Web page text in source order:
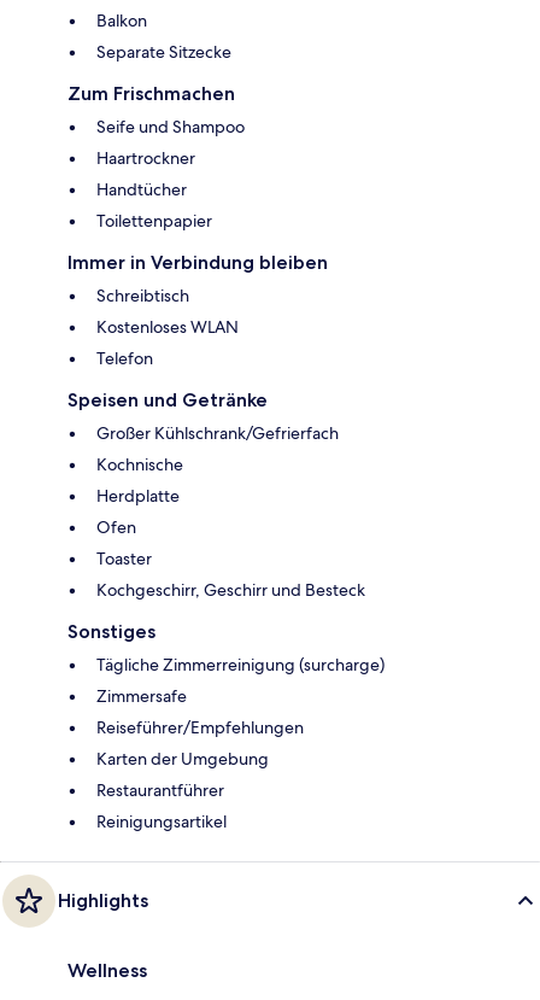
Balkon
Separate Sitzecke
Zum Frischmachen
Seife und Shampoo
Haartrockner
Handtücher
Toilettenpapier
Immer in Verbindung bleiben
Schreibtisch
Kostenloses WLAN
Telefon
Speisen und Getränke
Großer Kühlschrank/Gefrierfach
Kochnische
Herdplatte
Ofen
Toaster
Kochgeschirr, Geschirr und Besteck
Sonstiges
Tägliche Zimmerreinigung (surcharge)
Zimmersafe
Reiseführer/Empfehlungen
Karten der Umgebung
Restaurantführer
Reinigungsartikel
Highlights
Wellness